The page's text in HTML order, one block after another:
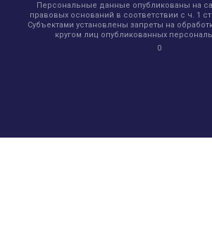
Персональные данные опубликованы на
правовых оснований в соответствии с ч. 1
Субъектами установлены запреты на
кругом лиц опубликованных
0